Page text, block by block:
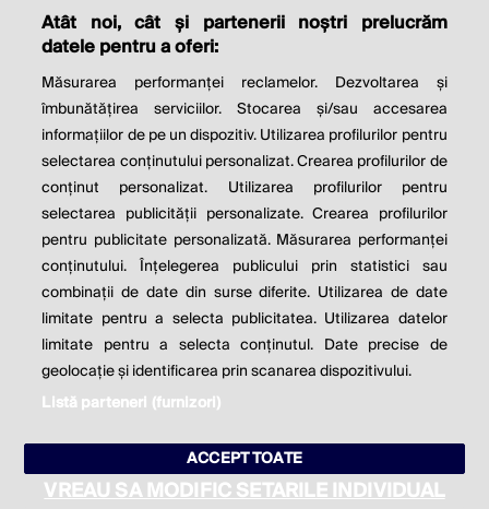
THE SOCIAL RESPONSIBILITY OF
BUSINESS IS TO INCREASE ITS
PROFITS.
Milton Friedman
© 2026 Profit.ro. Toate drepturile rezervate.
Dezvoltat de1616.ro
Contact Publicitate Despre noi
Politica de cookie Politica de
confidențialitate
este parte a
Atât noi, cât și partenerii noștri prelucrăm
datele pentru a oferi:
Măsurarea performanței reclamelor. Dezvoltarea și
îmbunătățirea serviciilor. Stocarea și/sau accesarea
informațiilor de pe un dispozitiv. Utilizarea profilurilor pentru
selectarea conținutului personalizat. Crearea profilurilor de
conținut personalizat. Utilizarea profilurilor pentru
selectarea publicității personalizate. Crearea profilurilor
pentru publicitate personalizată. Măsurarea performanței
conținutului. Înțelegerea publicului prin statistici sau
combinații de date din surse diferite. Utilizarea de date
limitate pentru a selecta publicitatea. Utilizarea datelor
limitate pentru a selecta conținutul. Date precise de
geolocație și identificarea prin scanarea dispozitivului.
Listă parteneri (furnizori)
ACCEPT TOATE
VREAU SA MODIFIC SETARILE INDIVIDUAL